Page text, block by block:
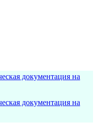
документация на
документация на